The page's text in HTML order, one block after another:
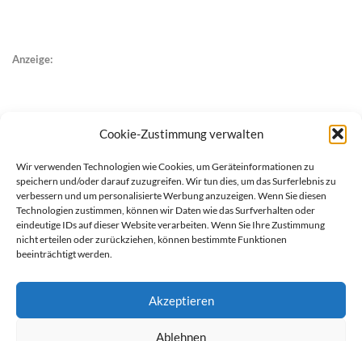
Cookie-Zustimmung verwalten
Wir verwenden Technologien wie Cookies, um Geräteinformationen zu
speichern und/oder darauf zuzugreifen. Wir tun dies, um das Surferlebnis zu
verbessern und um personalisierte Werbung anzuzeigen. Wenn Sie diesen
Technologien zustimmen, können wir Daten wie das Surfverhalten oder
eindeutige IDs auf dieser Website verarbeiten. Wenn Sie Ihre Zustimmung
nicht erteilen oder zurückziehen, können bestimmte Funktionen
beeinträchtigt werden.
Akzeptieren
Ablehnen
Anzeige: